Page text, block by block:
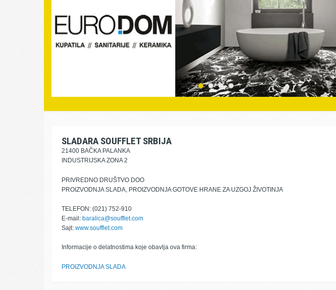
SLADARA SOUFFLET SRBIJA
21400 BAČKA PALANKA
INDUSTRIJSKA ZONA 2
PRIVREDNO DRUŠTVO DOO
PROIZVODNJA SLADA, PROIZVODNJA GOTOVE HRANE ZA UZGOJ ŽIVOTINJA
TELEFON: (021) 752-910
E-mail: baralica@soufflet.com
Sajt: www.soufflet.com
Informacije o delatnostima koje obavlja ova firma:
PROIZVODNJA SLADA